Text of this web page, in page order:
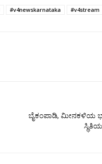
#v4newskarnataka #v4stream
ಬೈಕಂಪಾಡಿ, ಮೀನಕಳಿಯ